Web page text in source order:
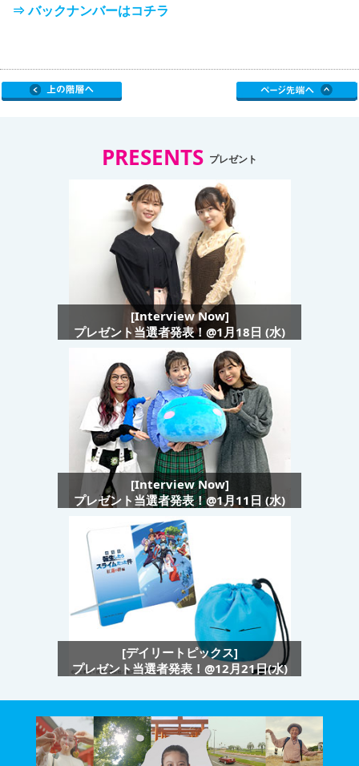
⇒ バックナンバーはコチラ
PRESENTS プレゼント
[Interview Now]
プレゼント当選者発表！@1月18日 (水)
[Interview Now]
プレゼント当選者発表！@1月11日 (水)
[デイリートピックス]
プレゼント当選者発表！@12月21日(水)